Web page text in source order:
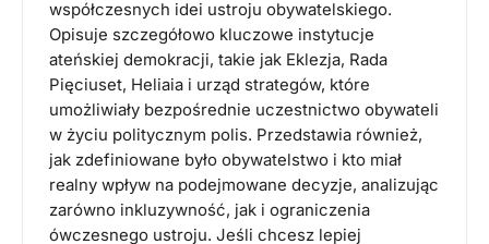
współczesnych idei ustroju obywatelskiego.
Opisuje szczegółowo kluczowe instytucje
ateńskiej demokracji, takie jak Eklezja, Rada
Pięciuset, Heliaia i urząd strategów, które
umożliwiały bezpośrednie uczestnictwo obywateli
w życiu politycznym polis. Przedstawia również,
jak zdefiniowane było obywatelstwo i kto miał
realny wpływ na podejmowane decyzje, analizując
zarówno inkluzywność, jak i ograniczenia
ówczesnego ustroju. Jeśli chcesz lepiej